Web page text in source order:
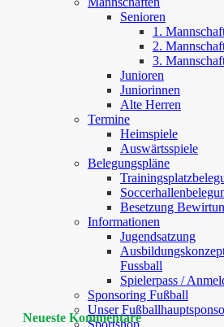
Senioren
1.
2.
3.
Junioren
Juniorinnen
Alte Herren
Termine
Heimspiele
Auswärtsspiele
Belegungspläne
Besetzung
Informationen
Jugendsatzung
Fussball
Spielerpass /
Sponsoring Fußball
Unser
Sportshop
Neueste Kommentare